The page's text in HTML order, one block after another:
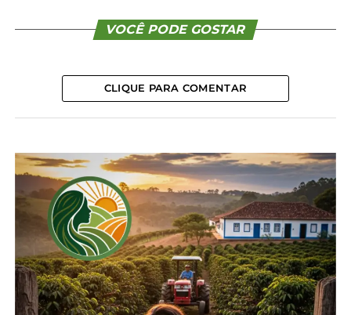
cidadão, e depois disponibilizados online.
restaurada utilizando a técnica whitetopping, em
que o pavimento asfáltico existente é reciclado e
aproveitado como base para as placas do novo
as pistas serão separadas por canteiro central ou
barreiras de concreto New Jersey nos perímetros
urbanos.
Ao todo serão apresentadas e discutidas as obras
ao longo de um trecho de 71 quilômetros. As
intervenções planejadas pelo Governo do Estado
também incluem melhorias como viadutos e
retornos em nível, além da duplicação e
VOCÊ PODE GOSTAR
CLIQUE PARA COMENTAR